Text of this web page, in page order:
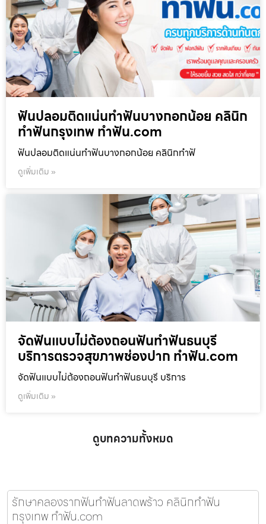
ฟันปลอมติดแน่นทำฟันบางกอกน้อย คลินิก
ทำฟันกรุงเทพ ทำฟัน.com
ฟันปลอมติดแน่นทำฟันบางกอกน้อย คลินิกทำฟั
ดูเพิ่มเติม »
จัดฟันแบบไม่ต้องถอนฟันทำฟันธนบุรี
บริการตรวจสุขภาพช่องปาก ทำฟัน.com
จัดฟันแบบไม่ต้องถอนฟันทำฟันธนบุรี บริการ
ดูเพิ่มเติม »
ดูบทความทั้งหมด
รักษาคลองรากฟันทำฟันลาดพร้าว คลินิกทำฟัน
กรุงเทพ ทำฟัน.com